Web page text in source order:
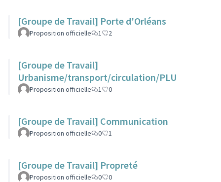
[Groupe de Travail] Porte d'Orléans
Proposition officielle 1 2
[Groupe de Travail]
Urbanisme/transport/circulation/PLU
Proposition officielle 1 0
[Groupe de Travail] Communication
Proposition officielle 0 1
[Groupe de Travail] Propreté
Proposition officielle 0 0